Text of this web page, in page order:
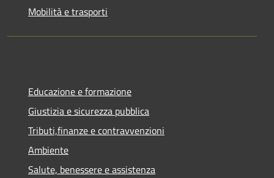
Mobilità e trasporti
Educazione e formazione
Giustizia e sicurezza pubblica
Tributi,finanze e contravvenzioni
Ambiente
Salute, benessere e assistenza